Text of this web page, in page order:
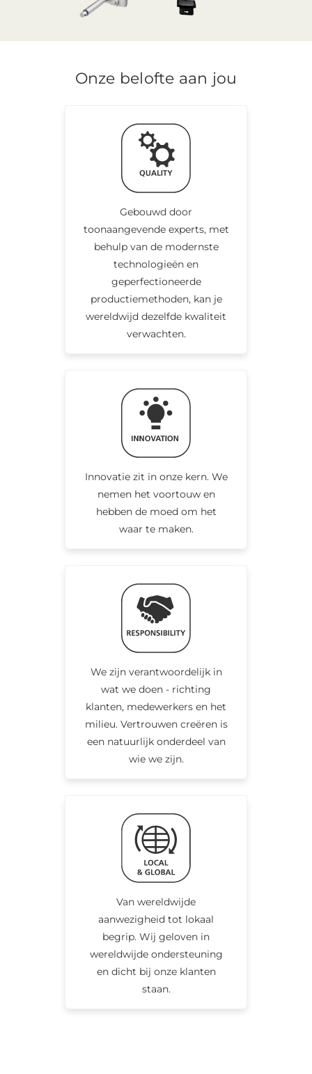
Onze belofte aan jou
Gebouwd door
toonaangevende experts, met
behulp van de modernste
technologieën en
geperfectioneerde
productiemethoden, kan je
wereldwijd dezelfde kwaliteit
verwachten.
Innovatie zit in onze kern. We
nemen het voortouw en
hebben de moed om het
waar te maken.
We zijn verantwoordelijk in
wat we doen - richting
klanten, medewerkers en het
milieu. Vertrouwen creëren is
een natuurlijk onderdeel van
wie we zijn.
Van wereldwijde
aanwezigheid tot lokaal
begrip. Wij geloven in
wereldwijde ondersteuning
en dicht bij onze klanten
staan.